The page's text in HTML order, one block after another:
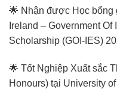
🌟 Nhận được Học bổng
Ireland – Government
Scholarship (GOI-IES)
🌟 Tốt Nghiệp Xuất sắc
Honours) tại University